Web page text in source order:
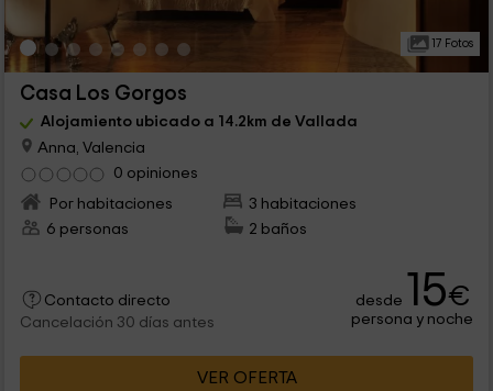
17 Fotos
Casa Los Gorgos
Alojamiento ubicado a 14.2km de Vallada
Anna, Valencia
0 opiniones
Por habitaciones
3 habitaciones
6 personas
2 baños
Contacto directo
Cancelación 30 días antes
desde 15€
persona y noche
VER OFERTA